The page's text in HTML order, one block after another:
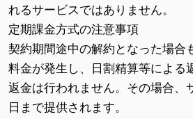
れるサービスではありません。
定期課金方式の注意事項
契約期間途中の解約となった場合
料金が発生し、日割精算等による
返金は行われません。その場合、
日まで提供されます。